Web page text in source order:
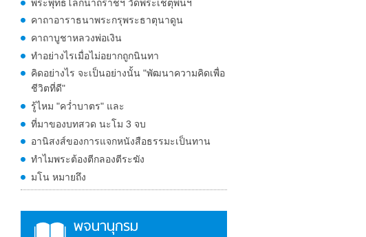
พระพุทธโลกนาถราชฯ วัดพระเชตุพนฯ
คาถาอาราธนาพระกรุพระธาตุนาดูน
คาถาบูชาหลวงพ่อเงิน
ทำอย่างไรเมื่อไม่อยากถูกนินทา
คิดอย่างไร จะเป็นอย่างนั้น "พัฒนาความคิดเพื่อ
ชีวิตที่ดี"
รู้ไหม "คว่ำบาตร" และ
ที่มาของบทสวด นะโม 3 จบ
อานิสงส์ของการแจกหนังสือธรรมะเป็นทาน
ทำไมพระต้องตีกลองตีระฆัง
มโน หมายถึง
พจนานุกรม